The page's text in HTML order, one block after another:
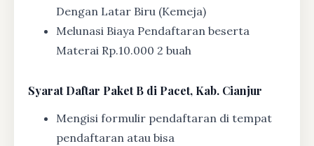
Dengan Latar Biru (Kemeja)
Melunasi Biaya Pendaftaran beserta
Materai Rp.10.000 2 buah
SyaratDaftar Paket B di Pacet, Kab. Cianjur
Mengisi formulir pendaftaran di tempat
pendaftaran atau bisa